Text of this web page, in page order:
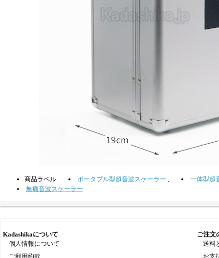
商品ラベル ポータブル型超音波スケーラー ,
一体型超
無痛音波スケーラー
Kadashikaについて
個人情報について
ご利用約款
ご注文
送料
お支